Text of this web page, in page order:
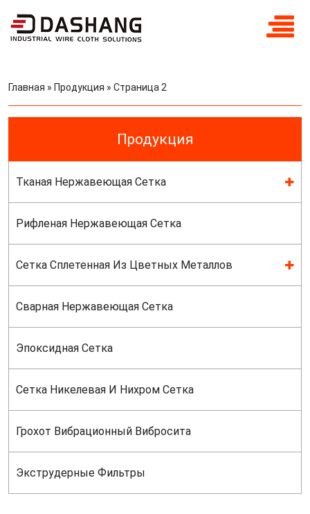
Главная » Продукция » Страница 2
Продукция
Тканая Нержавеющая Сетка
Рифленая Нержавеющая Сетка
Сетка Сплетенная Из Цветных Металлов
Сварная Нержавеющая Сетка
Эпоксидная Сетка
Сетка Никелевая И Нихром Сетка
Грохот Вибрационный Вибросита
Экструдерные Фильтры